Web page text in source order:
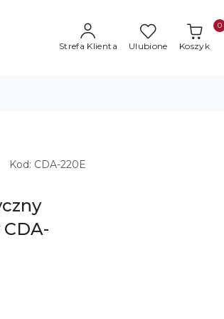
Strefa Klienta Ulubione Koszyk
0
Kod: CDA-220E